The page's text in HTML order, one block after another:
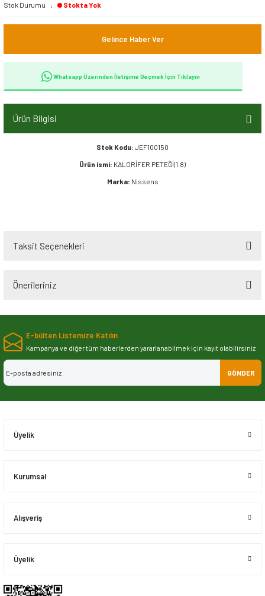
Stok Durumu
Stokta Yok
Gelince Haber Ver
Whatsapp Üzerinden İletişime Geçmek İçin Tıklayın
Ürün Bilgisi
Stok Kodu: JEF100150
Ürün ismi: KALORİFER PETEĞİ(1.8)
Marka: Nissens
Taksit Seçenekleri
Önerileriniz
Bu ürünün fiyat bilgisi, resim, ürün açıklamalarında ve diğer konularda
iletebilirsiniz.
Görüş ve önerileriniz için teşekkür ederiz.
Ürün resmi kalitesiz, bozuk veya görüntülenemiyor.
E-bülten Listemize Katılın
Kampanya ve diğer tüm haberlerden yararlanabilmek için kayıt olabilirsiniz
GÖNDER
Üyelik
Kurumsal
Alışveriş
Üyelik